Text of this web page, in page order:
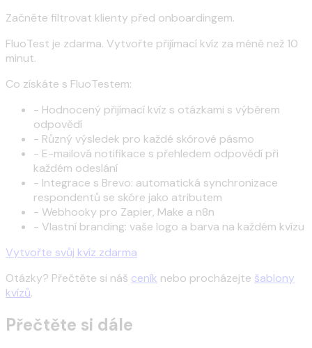
Začněte filtrovat klienty před onboardingem.
FluoTest je zdarma. Vytvořte přijímací kvíz za méně než 10
minut.
Co získáte s FluoTestem:
- Hodnocený přijímací kvíz s otázkami s výběrem
odpovědí
- Různý výsledek pro každé skórové pásmo
- E-mailová notifikace s přehledem odpovědí při
každém odeslání
- Integrace s Brevo: automatická synchronizace
respondentů se skóre jako atributem
- Webhooky pro Zapier, Make a n8n
- Vlastní branding: vaše logo a barva na každém kvízu
Vytvořte svůj kvíz zdarma
Otázky? Přečtěte si náš ceník nebo procházejte šablony
kvízů.
Přečtěte si dále